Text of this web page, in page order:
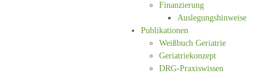
Finanzierung
Auslegungshinweise
Publikationen
Weißbuch Geriatrie
Geriatriekonzept
DRG-Praxiswissen